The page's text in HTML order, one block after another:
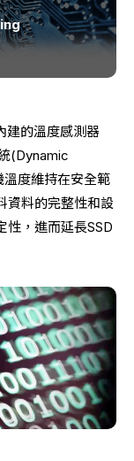
建的溫度感測器
(Dynamic
度維持在安全範
資料的完整性和設
性，進而延長SSD